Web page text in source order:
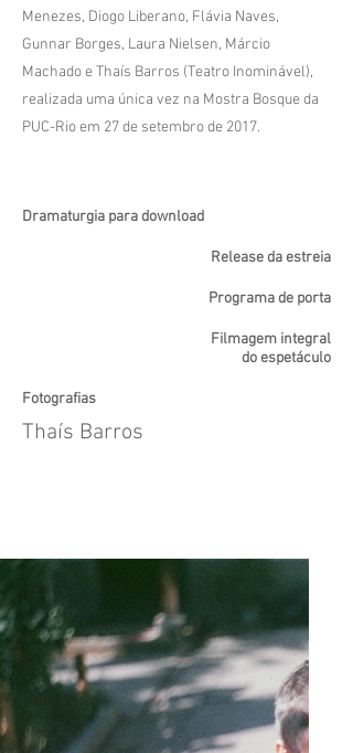
Menezes, Diogo Liberano, Flávia Naves,
Gunnar Borges, Laura Nielsen, Márcio
Machado e Thaís Barros (Teatro Inominável),
realizada uma única vez na Mostra Bosque da
PUC-Rio em 27 de setembro de 2017.
Dramaturgia para download
Release da estreia
Programa de porta
Filmagem integral
do espetáculo
Fotografias
Thaís Barros